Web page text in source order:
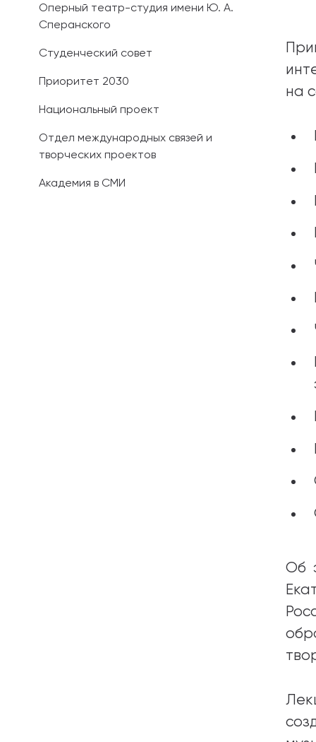
Оперный театр-студия имени Ю. А.
Сперанского
Студенческий совет
Приоритет 2030
Национальный проект
Отдел международных связей и
творческих проектов
Академия в СМИ
на
Об